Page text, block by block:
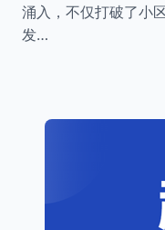
涌入，不仅打破了小
发…